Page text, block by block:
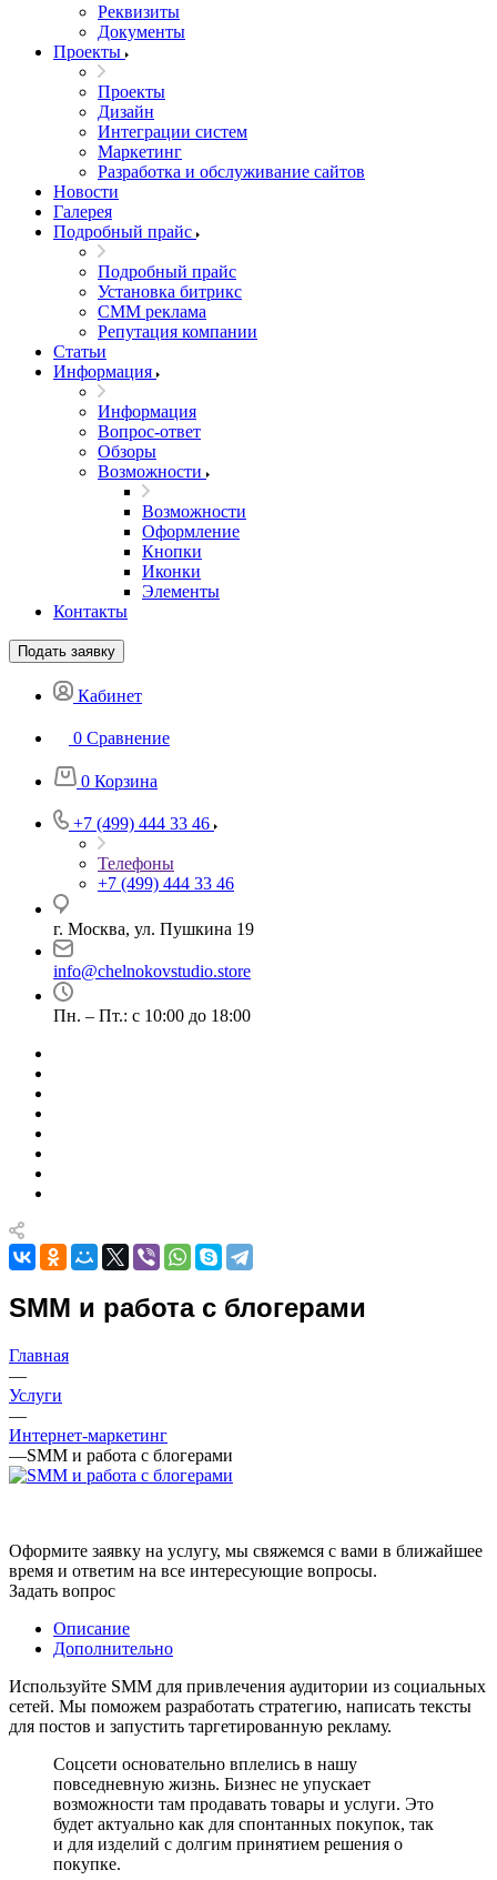
Реквизиты
Документы
Проекты
Проекты
Дизайн
Интеграции систем
Маркетинг
Разработка и обслуживание сайтов
Новости
Галерея
Подробный прайс
Подробный прайс
Установка битрикс
CMM реклама
Репутация компании
Статьи
Информация
Информация
Вопрос-ответ
Обзоры
Возможности
Возможности
Оформление
Кнопки
Иконки
Элементы
Контакты
Подать заявку
Кабинет
0 Сравнение
0 Корзина
+7 (499) 444 33 46
Телефоны
+7 (499) 444 33 46
г. Москва, ул. Пушкина 19
info@chelnokovstudio.store
Пн. – Пт.: с 10:00 до 18:00
SMM и работа с блогерами
Главная
—
Услуги
—
Интернет-маркетинг
—SMM и работа с блогерами
Оформите заявку на услугу, мы свяжемся с вами в ближайшее
время и ответим на все интересующие вопросы.
Задать вопрос
Описание
Дополнительно
Используйте SMM для привлечения аудитории из социальных
сетей. Мы поможем разработать стратегию, написать тексты
для постов и запустить таргетированную рекламу.
Соцсети основательно вплелись в нашу
повседневную жизнь. Бизнес не упускает
возможности там продавать товары и услуги. Это
будет актуально как для спонтанных покупок, так
и для изделий с долгим принятием решения о
покупке.